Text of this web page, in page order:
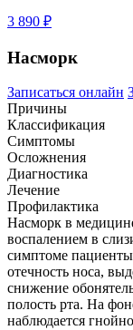
3 890 ₽
Насморк
Записаться онлайн
Причины
Классификация
Симптомы
Осложнения
Диагностика
Лечение
Профилактика
Насморк в
воспалением в
симптоме
отечность носа,
снижение
полость рта. На
наблюдается